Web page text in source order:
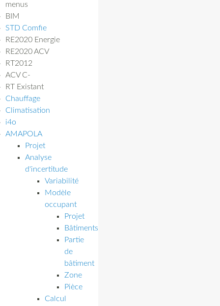
menus
BIM
STD Comfie
RE2020 Energie
RE2020 ACV
RT2012
ACV C-
RT Existant
Chauffage
Climatisation
i4o
AMAPOLA
Projet
Analyse
d'incertitude
Variabilité
Modèle
occupant
Projet
Bâtiments
Partie
de
bâtiment
Zone
Pièce
Calcul